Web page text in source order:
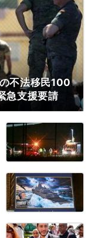
不法移民100
急支援要請